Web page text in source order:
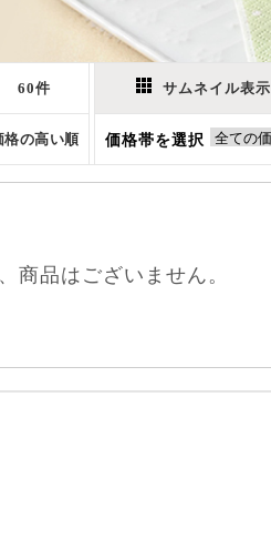
60件
格の高い順
サムネイル表示
価格帯を選択
商品はございません。